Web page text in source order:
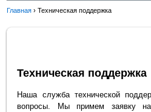
Главная ›Техническая поддержка
Техническая поддержка
Наша служба технической
вопросы. Мы примем заявку